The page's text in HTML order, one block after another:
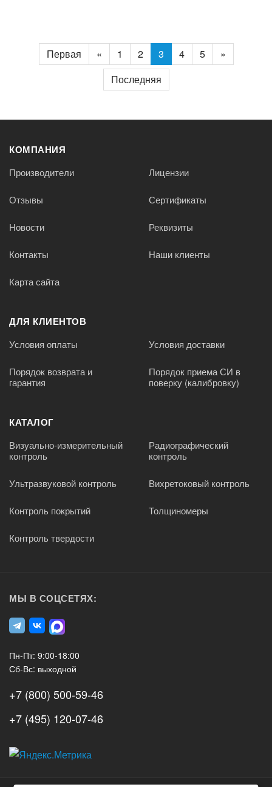
Первая « 1 2 3 4 5
»
Последняя
КОМПАНИЯ
Производители Лицензии
Отзывы Сертификаты
Новости Реквизиты
Контакты Наши клиенты
Карта сайта
ДЛЯ КЛИЕНТОВ
Условия оплаты Условия доставки
Порядок возврата и
гарантия
Порядок приема СИ в
поверку (калибровку)
КАТАЛОГ
Визуально-измерительный
контроль
Радиографический
контроль
Ультразвуковой контроль Вихретоковый контроль
Контроль покрытий Толщиномеры
Контроль твердости
МЫ В СОЦСЕТЯХ:
Пн-Пт: 9:00-18:00
Сб-Вс: выходной
+7 (800) 500-59-46
+7 (495) 120-07-46